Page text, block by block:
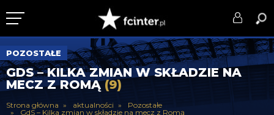
KLUB
DRUŻYNA
SERIE A
POZOSTAŁE
GDS – KILKA ZMIAN W SKŁADZIE NA
MECZ Z ROMĄ(9)
Strona główna aktualności
Pozostałe
GdS – Kilka zmian w składzie na mecz z Romą